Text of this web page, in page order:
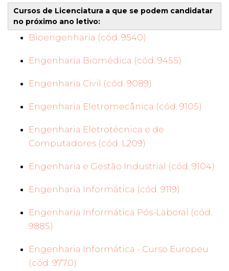
Cursos de Licenciatura a que se podem candidatar
no próximo ano letivo:
Bioengenharia (cód. 9540)
Engenharia Biomédica (cód. 9455)
Engenharia Civil (cód. 9089)
Engenharia Eletromecânica (cód. 9105)
Engenharia Eletrotécnica e de
Computadores (cód. L209)
Engenharia e Gestão Industrial (cód. 9104)
Engenharia Informática (cód. 9119)
Engenharia Informática Pós-Laboral (cód.
9885)
Engenharia Informática - Curso Europeu
(cód. 9770)